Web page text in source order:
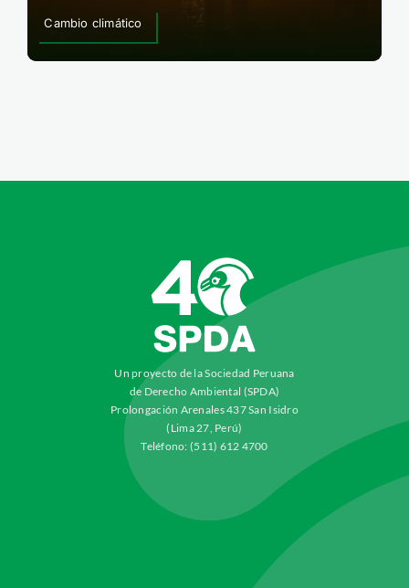
Cambio climático
Un proyecto de la Sociedad Peruana
de Derecho Ambiental (SPDA)
Prolongación Arenales 437 San Isidro
(Lima 27, Perú)
Teléfono: (511) 612 4700